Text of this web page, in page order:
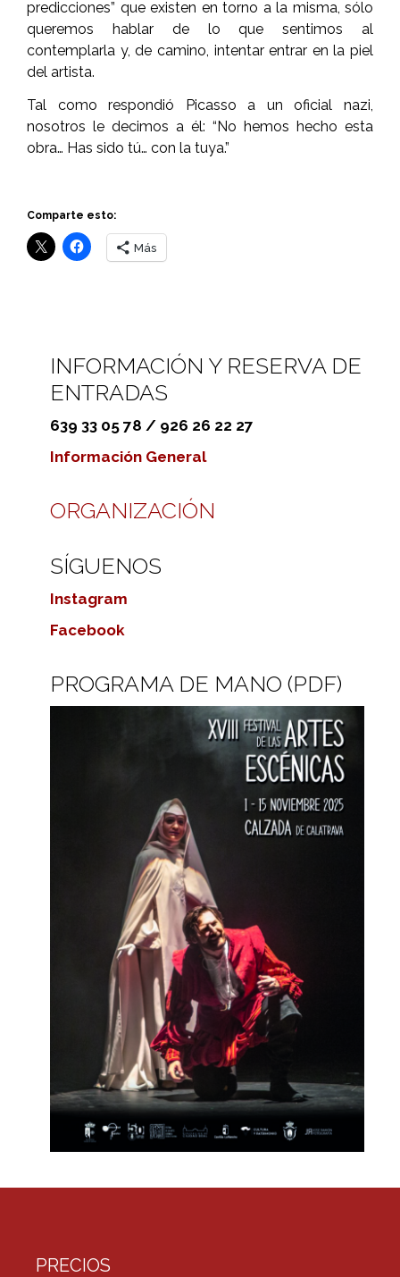
predicciones” que existen en torno a la misma, sólo
queremos hablar de lo que sentimos al
contemplarla y, de camino, intentar entrar en la piel
del artista.
Tal como respondió Picasso a un oficial nazi,
nosotros le decimos a él: “No hemos hecho esta
obra… Has sido tú… con la tuya.”
Comparte esto:
Más
INFORMACIÓN Y RESERVA DE
ENTRADAS
639 33 05 78 / 926 26 22 27
Información General
ORGANIZACIÓN
SÍGUENOS
Instagram
Facebook
PROGRAMA DE MANO (PDF)
PRECIOS